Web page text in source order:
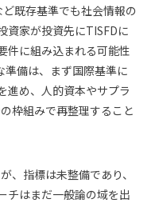
ど既存基準でも社会情報の
資家が投資先にTISFDに
件に組み込まれる可能性
準備は、まず国際基準に
進め、人的資本やサプラ
枠組みで再整理すること
、指標は未整備であり、
チはまだ一般論の域を出